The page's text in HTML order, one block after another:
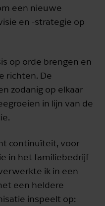
een nieuwe
en -strategie op
op orde brengen en
richten. De
zodanig op elkaar
in lijn van de
continuïteit, voor
in het familiebedrijf
ik in een
een heldere
inspeelt op: